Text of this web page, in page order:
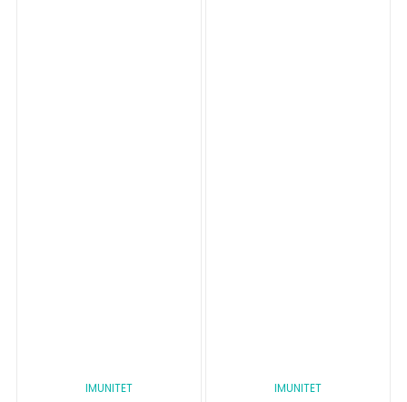
IMUNITET IMUNITET